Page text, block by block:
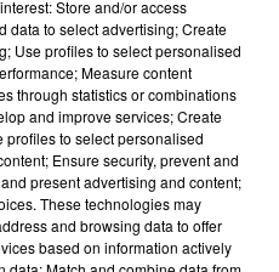
Store and/or access
data to select advertising; Create
Use profiles to select personalised
Measure content
through statistics or combinations
and improve services; Create
to select personalised
Ensure security, prevent and
present advertising and content;
These technologies may
and browsing data to offer
based on information actively